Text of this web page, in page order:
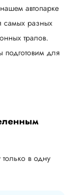
автопарке
самых разных
тралов.
подготовим для
в одну